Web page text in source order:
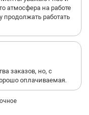
атмосфера на работе
продолжать работать
заказов, но, с
оплачиваемая.